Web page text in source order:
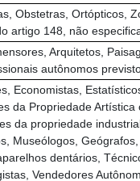
Obstetras, Ortópticos,
artigo 148, não
Arquitetos,
autônomos
Economistas,
da Propriedade
da propriedade
Museólogos,
dentários,
Vendedores